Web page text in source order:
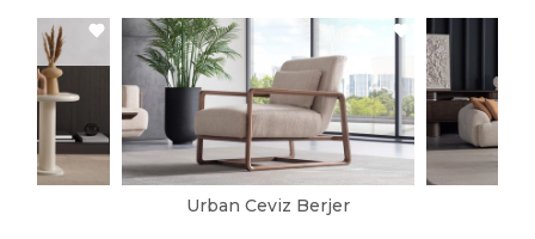
Urban Ceviz Berjer